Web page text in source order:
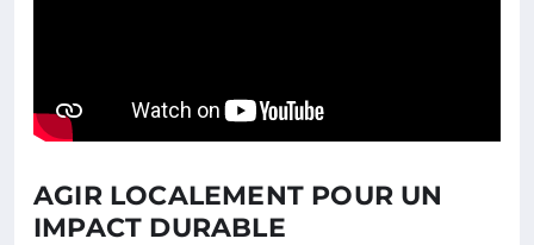
AGIR LOCALEMENT POUR UN
IMPACT DURABLE